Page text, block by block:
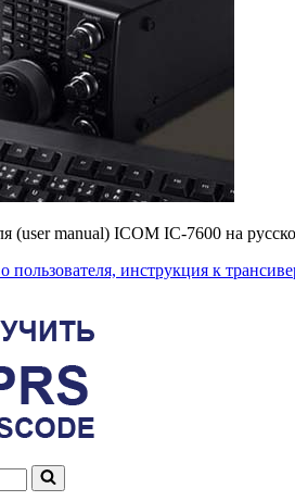
(user manual) ICOM IC-7600 на
пользователя, инструкция к